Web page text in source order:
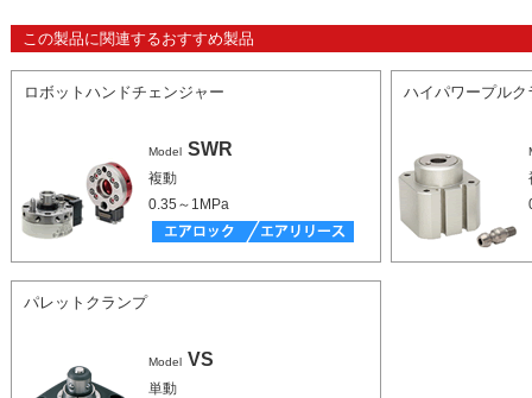
この製品に関連するおすすめ製品
ロボットハンドチェンジャー
Model SWR
複動
0.35～1MPa
ハイパワープルク
パレットクランプ
Model VS
単動